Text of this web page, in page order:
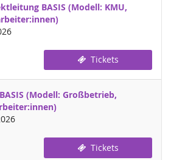
BASIS (Modell: KMU,
Tickets
(Modell: Großbetrieb,
Tickets